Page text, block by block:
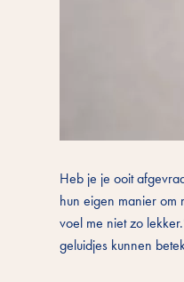
Heb je je ooit
hun eigen manier om
voel me niet zo
geluidjes kunnen